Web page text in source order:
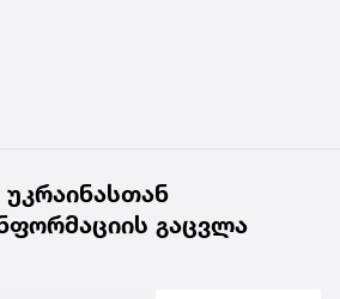
უკრაინასთან
გაცვლა